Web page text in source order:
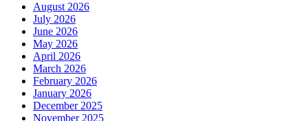
August 2026
July 2026
June 2026
May 2026
April 2026
March 2026
February 2026
January 2026
December 2025
November 2025